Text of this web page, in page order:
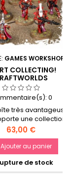
GAMES WORKSHOP
COLLECTING!
0
très avantageuse
une collection
de formidables
Aeldari, que vous
assembler et jouer
dans les
de Warhammer
Vous recevrez un
Prix
63,00 €
Ajouter au panier
de stock